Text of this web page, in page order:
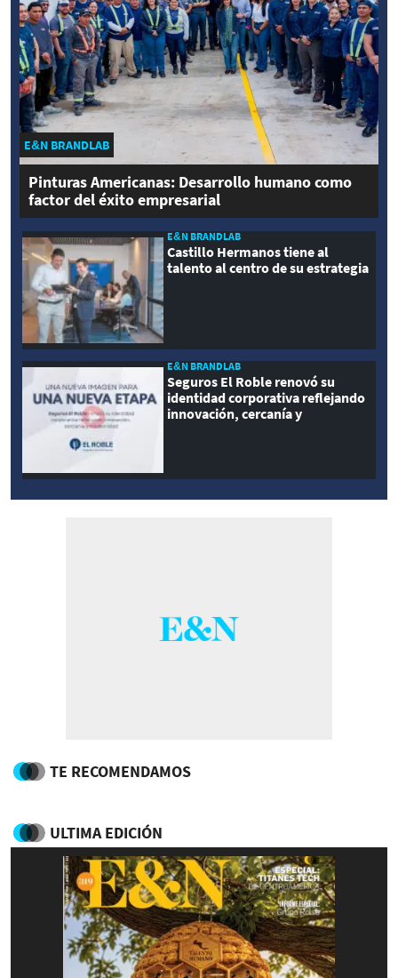
E&N BRANDLAB
Pinturas Americanas: Desarrollo humano como
factor del éxito empresarial
E&N BRANDLAB
Castillo Hermanos tiene al
talento al centro de su estrategia
E&N BRANDLAB
Seguros El Roble renovó su
identidad corporativa reflejando
innovación, cercanía y
TE RECOMENDAMOS
ULTIMA EDICIÓN